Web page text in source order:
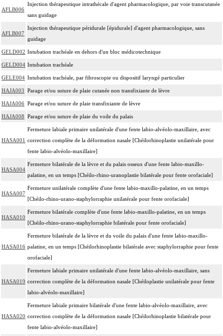
AFLB006
Injection thérapeutique intrathécale d'agent pharmacologique, par voie transcutanée
sans guidage
AFLB007
Injection thérapeutique péridurale [épidurale] d'agent pharmacologique, sans
guidage
GELD002 Intubation trachéale en dehors d'un bloc médicotechnique
GELD004 Intubation trachéale
GELE004 Intubation trachéale, par fibroscopie ou dispositif laryngé particulier
HAJA003 Parage et/ou suture de plaie cutanée non transfixiante de lèvre
HAJA006 Parage et/ou suture de plaie transfixiante de lèvre
HAJA008 Parage et/ou suture de plaie du voile du palais
HASA001
Fermeture labiale primaire unilatérale d'une fente labio-alvéolo-maxillaire, avec
correction complète de la déformation nasale [Chéilorhinoplastie unilatérale pour
fente labio-alvéolo-maxillaire]
HASA004
Fermeture bilatérale de la lèvre et du palais osseux d'une fente labio-maxillo-
palatine, en un temps [Chéilo-rhino-uranoplastie bilatérale pour fente orofaciale]
HASA007
Fermeture unilatérale complète d'une fente labio-maxillo-palatine, en un temps
[Chéilo-rhino-urano-staphylorraphie unilatérale pour fente orofaciale]
HASA010
Fermeture bilatérale complète d'une fente labio-maxillo-palatine, en un temps
[Chéilo-rhino-urano-staphylorraphie bilatérale pour fente orofaciale]
HASA016
Fermeture bilatérale de la lèvre et du voile du palais d'une fente labio-maxillo-
palatine, en un temps [Chéilorhinoplastie bilatérale avec staphylorraphie pour fente
orofaciale]
HASA019
Fermeture labiale primaire unilatérale d'une fente labio-alvéolo-maxillaire, sans
correction complète de la déformation nasale [Chéiloplastie unilatérale pour fente
labio-alvéolo-maxillaire]
HASA020
Fermeture labiale primaire bilatérale d'une fente labio-alvéolo-maxillaire, avec
correction complète de la déformation nasale [Chéilorhinoplastie bilatérale pour
fente labio-alvéolo-maxillaire]